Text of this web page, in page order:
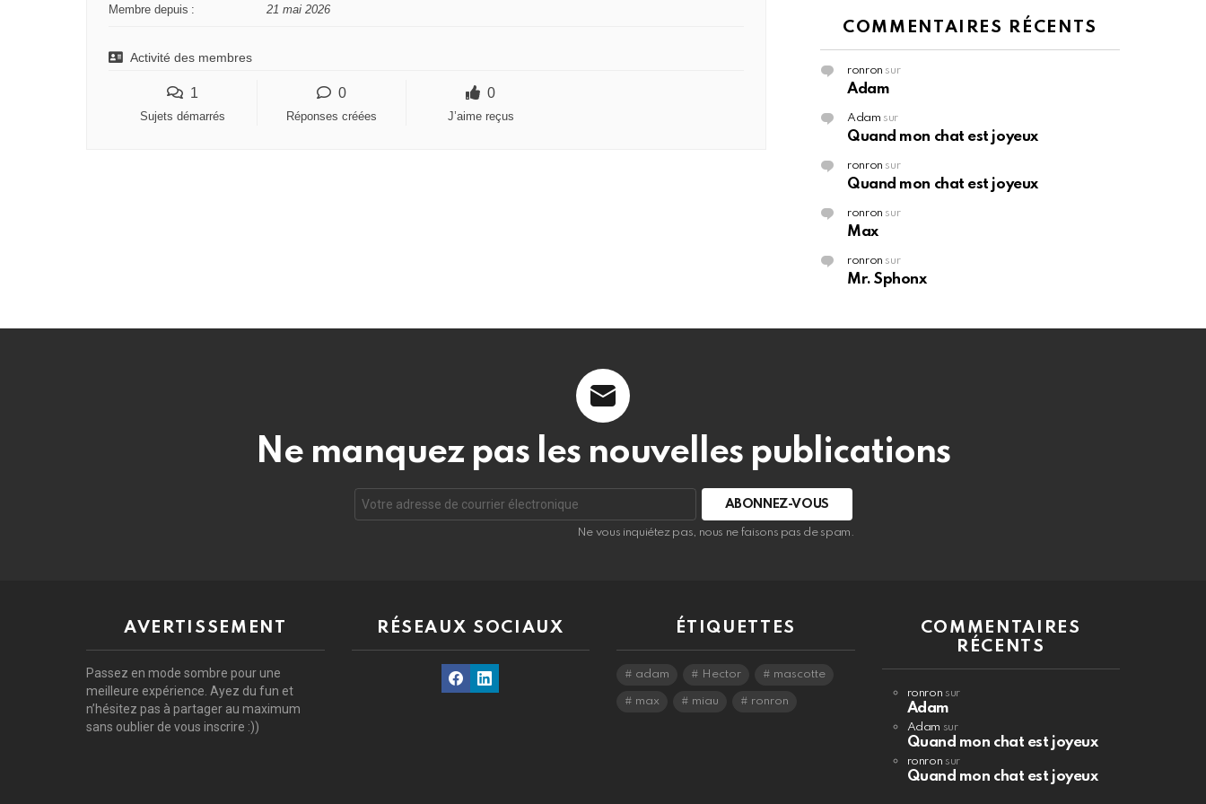
Membre depuis : 21 mai 2026
Activité des membres
1
Sujets démarrés
0
Réponses créées
0
J’aime reçus
COMMENTAIRES RÉCENTS
ronron sur
Adam
Adam sur
Quand mon chat est joyeux
ronron sur
Quand mon chat est joyeux
ronron sur
Max
ronron sur
Mr. Sphonx
Ne manquez pas les nouvelles publications
de
courrier
Ne vous inquiétez pas, nous ne faisons pas de spam.
AVERTISSEMENT
Passez en mode sombre pour une
meilleure expérience. Ayez du fun et
n’hésitez pas à partager au maximum
sans oublier de vous inscrire :))
RÉSEAUX SOCIAUX
FacebookLinkedin
ÉTIQUETTES
adam Hector mascotte
max miau ronron
COMMENTAIRES
RÉCENTS
ronron sur
Adam
Adam sur
Quand mon chat est joyeux
ronron sur
Quand mon chat est joyeux